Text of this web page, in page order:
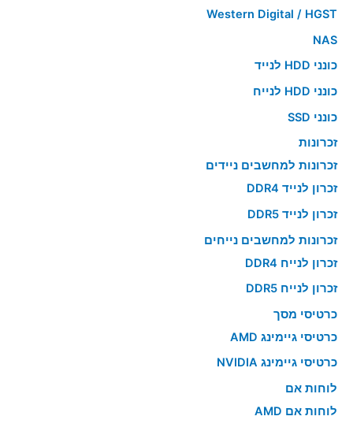
Western Digital / HGST
NAS
כונני HDD לנייד
כונני HDD לנייח
כונני SSD
זכרונות
זכרונות למחשבים ניידים
זכרון לנייד DDR4
זכרון לנייד DDR5
זכרונות למחשבים נייחים
זכרון לנייח DDR4
זכרון לנייח DDR5
כרטיסי מסך
כרטיסי גיימינג AMD
כרטיסי גיימינג NVIDIA
לוחות אם
לוחות אם AMD